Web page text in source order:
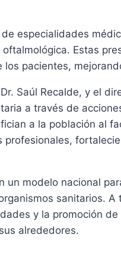
especialidades
Estas
pacientes,
Saúl Recalde, y el
a través de
a la población al
un modelo nacional
sanitarios. A
y la promoción
alrededores.